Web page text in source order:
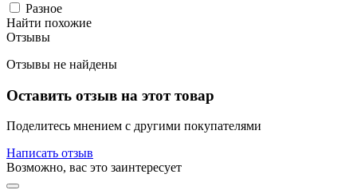
Разное
Найти похожие
Отзывы
Отзывы не найдены
Оставить отзыв на этот товар
Поделитесь мнением с другими покупателями
Написать отзыв
Возможно, вас это заинтересует